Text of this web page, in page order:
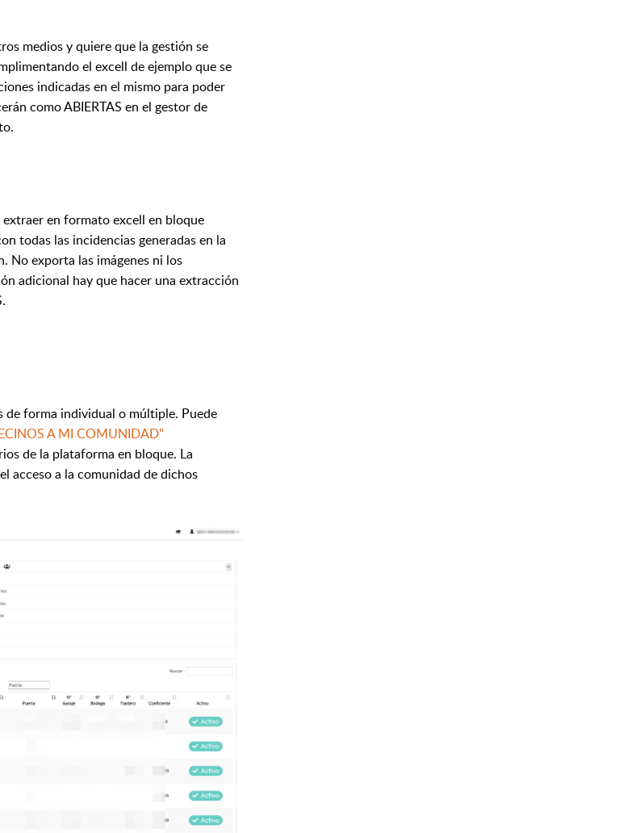
medios y quiere que la gestión se
el excell de ejemplo que se
indicadas en el mismo para poder
como ABIERTAS en el gestor de
en formato excell en bloque
todas las incidencias generadas en la
No exporta las imágenes ni los
adicional hay que hacer una extracción
de forma individual o múltiple. Puede
A MI COMUNIDAD"
de la plataforma en bloque. La
acceso a la comunidad de dichos